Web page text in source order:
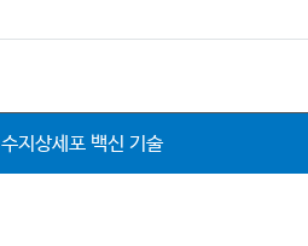
수지상세포 백신 기술